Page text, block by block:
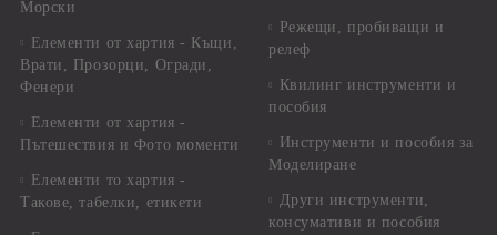
Морски
Елементи от хартия - Къщи,
Врати, Прозорци, Огради,
Фенери
Елементи от хартия -
Пътешествия и Фото моменти
Елементи то хартия -
Такове, табелки, етикети
Режещи, пробиващи и
релеф
Квилинг инструменти и
пособия
Инструменти и пособия за
Моделиране
Други инструменти,
консумативи и пособия